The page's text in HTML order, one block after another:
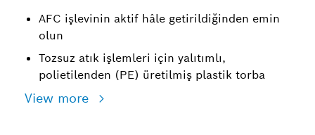
AFC işlevinin aktif hâle getirildiğinden emin
olun
Tozsuz atık işlemleri için yalıtımlı,
polietilenden (PE) üretilmiş plastik torba
View more